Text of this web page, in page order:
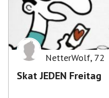
NetterWolf, 72
Skat JEDEN Freitag